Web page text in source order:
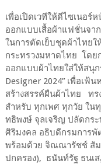
เพื่อเปิดเวทีให้ดีไซเนอร์
ออกแบบเสื้อผ้าแฟชั่น
ในการตัดเย็บชุดผ้าไทย
กระทรวงมหาดไทย โด
ออกแบบผ้าไทยใส่ให้สนุก
Designer 2024” เพื่อเ
สร้างสรรค์ผืนผ้าไทย ท
สำหรับ ทุกเพศ ทุกวัย ใน
ทธิพงษ์ จุลเจริญ ปลัดกร
ศิริมงคล อธิบดีกรมการ
พร้อมด้วย จิณณารัชช์ สั
ปกครอง), ธนันท์รัฐ ธนเ